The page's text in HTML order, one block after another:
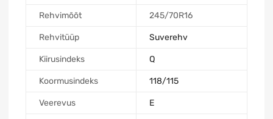
Rehvimõõt 245/70R16
Rehvitüüp Suverehv
Kiirusindeks Q
Koormusindeks 118/115
Veerevus E